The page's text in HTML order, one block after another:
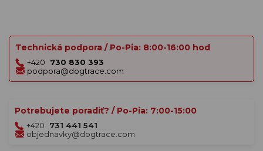
Technická podpora / Po-Pia: 8:00-16:00 hod
+420
730 830 393
podpora@dogtrace.com
Potrebujete poradiť? / Po-Pia: 7:00-15:00
+420
731 441 541
objednavky@dogtrace.com